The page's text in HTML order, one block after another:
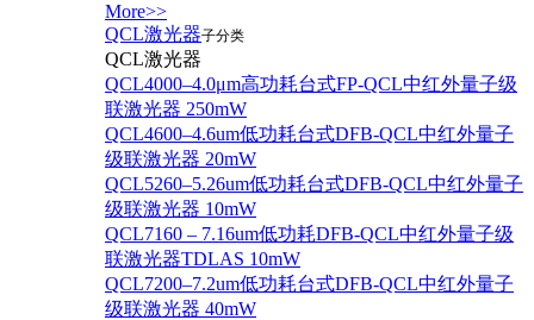
More>>
QCL激光器子分类
QCL激光器
QCL4000–4.0μm高功耗台式FP-QCL中红外量子级
联激光器 250mW
QCL4600–4.6um低功耗台式DFB-QCL中红外量子
级联激光器 20mW
QCL5260–5.26um低功耗台式DFB-QCL中红外量子
级联激光器 10mW
QCL7160 – 7.16um低功耗DFB-QCL中红外量子级
联激光器TDLAS 10mW
QCL7200–7.2um低功耗台式DFB-QCL中红外量子
级联激光器 40mW